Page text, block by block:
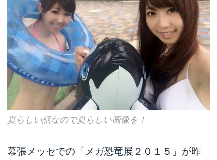
夏らしい話なので夏らしい画像を！
幕張メッセでの「メガ恐竜展２０１５」が昨